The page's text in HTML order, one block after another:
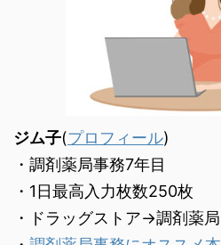
ジム子(プロフィール)
・調剤薬局事務7年目
・1日最高入力枚数250枚
・ドラッグストア→調剤薬局